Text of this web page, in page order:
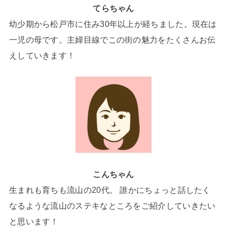
てらちゃん
幼少期から松戸市に住み30年以上が経ちました。現在は
一児の母です。主婦目線でこの街の魅力をたくさんお伝
えしていきます！
こんちゃん
生まれも育ちも流山の20代。 誰かにちょっと話したく
なるような流山のステキなところをご紹介していきたい
と思います！